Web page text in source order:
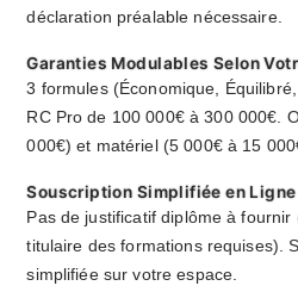
déclaration préalable nécessaire.
Garanties Modulables Selon
3 formules (Économique,
RC Pro de 100 000€ à 300 000€.
000€) et matériel (5 000€ à 15
Souscription Simplifiée en Ligne
Pas de justificatif diplôme à
titulaire des formations requises).
simplifiée sur votre espace.